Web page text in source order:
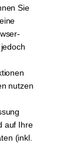
Sie
nutzen
auf Ihre
(inkl.